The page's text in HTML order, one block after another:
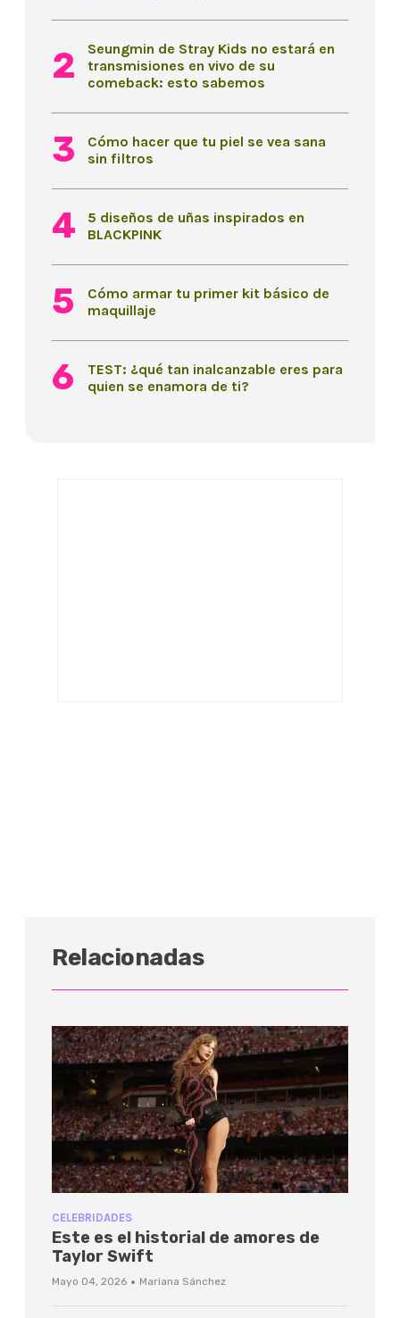
Seungmin de Stray Kids no estará en
transmisiones en vivo de su
comeback: esto sabemos
Cómo hacer que tu piel se vea sana
sin filtros
5 diseños de uñas inspirados en
BLACKPINK
Cómo armar tu primer kit básico de
maquillaje
TEST: ¿qué tan inalcanzable eres para
quien se enamora de ti?
Relacionadas
CELEBRIDADES
Este es el historial de amores de
Taylor Swift
Mayo 04, 2026 · Mariana Sánchez